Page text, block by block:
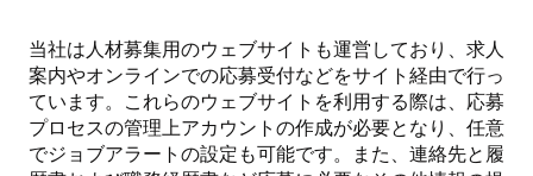
当社は人材募集用のウェブサイトも運営しており、求人
案内やオンラインでの応募受付などをサイト経由で行っ
ています。これらのウェブサイトを利用する際は、応募
プロセスの管理上アカウントの作成が必要となり、任意
でジョブアラートの設定も可能です。また、連絡先と履